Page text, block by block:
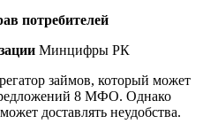
потребителей
Минцифры РК
займов, который может
8 МФО. Однако
доставлять неудобства.